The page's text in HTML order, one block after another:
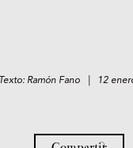
Texto: Ramón Fano | 12